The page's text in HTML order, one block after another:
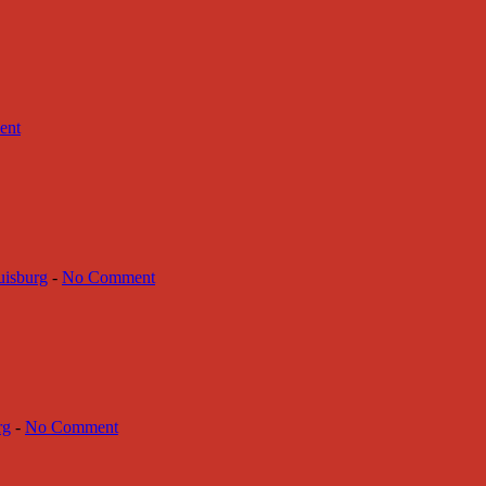
- No Comment
- No Comment